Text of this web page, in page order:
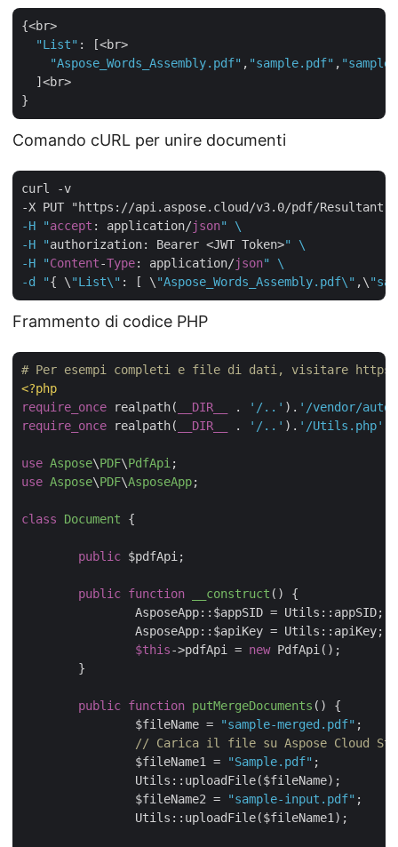
{<br>
"List" : [<br>
"Aspose_Words_Assembly.pdf" , "sample.pdf" ,
  ]<br>
Comando cURL per unire documenti
curl -v
-X PUT "https://api.aspose.cloud/v3.0/pdf/
-H "accept : application/json" \
-H "authorization: Bearer <JWT Token>" \
-H "Content-Type: application/json" \
-d "{ \ "List\" : [ \ "Aspose_Words_Assembly.pdf\" ,\
Frammento di codice PHP
# Per esempi completi e file di dati, visitare https://
<?php
require_once realpath( __DIR__ . '/..' ). '/vendor/
require_once realpath( __DIR__ . '/..' ). '/Utils.php'
use Aspose\PDF\PdfApi
use Aspose\PDF\AsposeApp;
class Document {
public $pdfApi;
public function __construct ( ) {
$this->pdfApi = new PdfApi();
public function putMergeDocuments ( ) {
		$fileName =
"sample-merged.pdf" ;
// Carica il file su Aspose Cloud
		$fileName1 =
"Sample.pdf" ;
		$fileName2 =
"sample-input.pdf" ;